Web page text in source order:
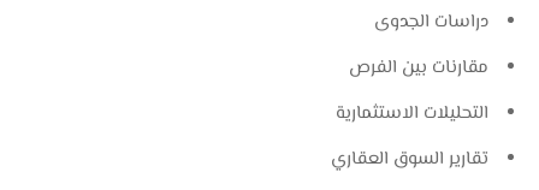
دراسات الجدوى
مقارنات بين الفرص
التحليلات الاستثمارية
تقارير السوق العقاري